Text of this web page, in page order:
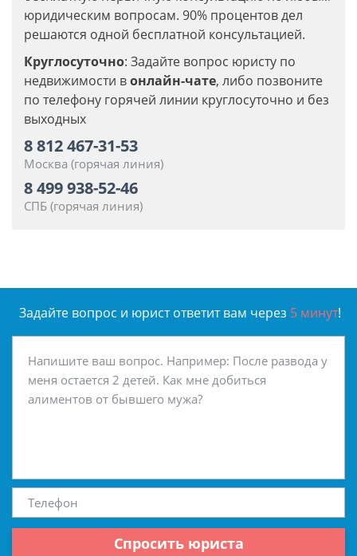
юридическим вопросам. 90% процентов дел
решаются одной бесплатной консультацией.
Круглосуточно: Задайте вопрос юристу по
недвижимости вонлайн-чате, либо позвоните
по телефону горячей линии круглосуточно и без
выходных
8 812 467-31-53
Москва (горячая линия)
8 499 938-52-46
СПБ (горячая линия)
Задайте вопрос и юрист ответит вам через 5 минут!
Спросить юриста